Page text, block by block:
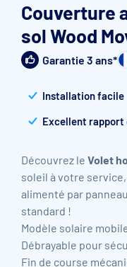
Couverture
sol Wood
Garantie 3 ans*
Installation facile
Excellent
Découvrez le Volet
soleil à votre
alimenté par
standard !
Modèle solaire
Débrayable pour
Fin de course